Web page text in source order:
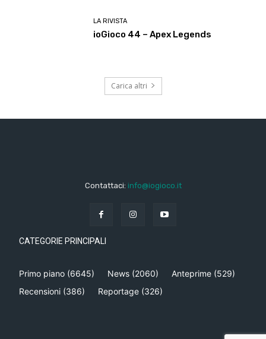
LA RIVISTA
ioGioco 44 – Apex Legends
Carica altri
Contattaci: info@iogioco.it
CATEGORIE PRINCIPALI
Primo piano (6645) News (2060) Anteprime (529)
Recensioni (386) Reportage (326)